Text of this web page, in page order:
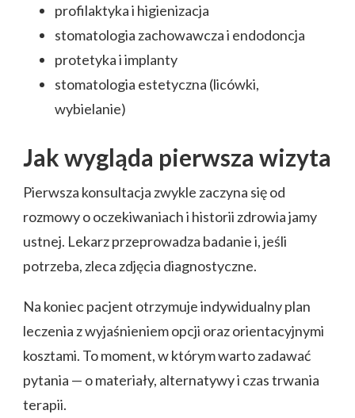
profilaktyka i higienizacja
stomatologia zachowawcza i endodoncja
protetyka i implanty
stomatologia estetyczna (licówki,
wybielanie)
Jak wygląda pierwsza wizyta
Pierwsza konsultacja zwykle zaczyna się od
rozmowy o oczekiwaniach i historii zdrowia jamy
ustnej. Lekarz przeprowadza badanie i, jeśli
potrzeba, zleca zdjęcia diagnostyczne.
Na koniec pacjent otrzymuje indywidualny plan
leczenia z wyjaśnieniem opcji oraz orientacyjnymi
kosztami. To moment, w którym warto zadawać
pytania — o materiały, alternatywy i czas trwania
terapii.